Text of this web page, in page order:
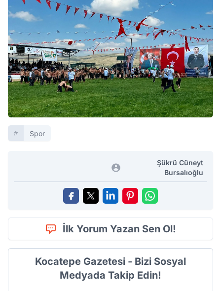
Spor
Şükrü Cüneyt
Bursalıoğlu
İlk Yorum Yazan Sen Ol!
Kocatepe Gazetesi - Bizi Sosyal
Medyada Takip Edin!